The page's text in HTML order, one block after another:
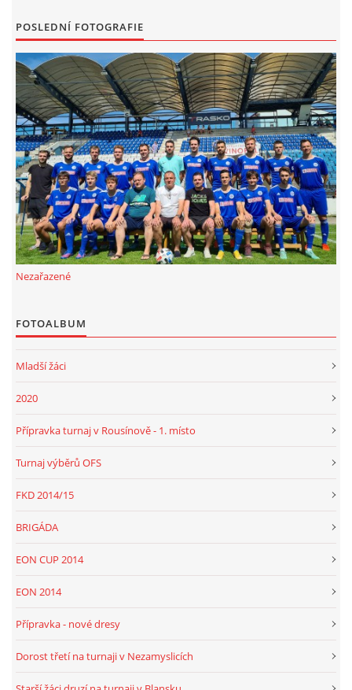
ARCHÍV
DOTACE
FKD, z.s.
Drnovice 704
68304 Drnovice
ičo 27005305
č.ú. 3227086359 / 0800
© 2026 eStránky.cz |RSS
POSLEDNÍ FOTOGRAFIE
Nezařazené
FOTOALBUM
Mladší žáci
2020
Přípravka turnaj v Rousínově - 1. místo
Turnaj výběrů OFS
FKD 2014/15
BRIGÁDA
EON CUP 2014
EON 2014
Přípravka - nové dresy
Dorost třetí na turnaji v Nezamyslicích